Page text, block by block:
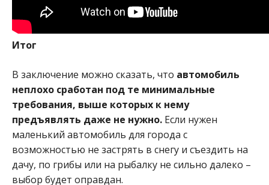
Итог
В заключение можно сказать, что автомобиль
неплохо сработан под те минимальные
требования, выше которых к нему
предъявлять даже не нужно. Если нужен
маленький автомобиль для города с
возможностью не застрять в снегу и съездить на
дачу, по грибы или на рыбалку не сильно далеко –
выбор будет оправдан.